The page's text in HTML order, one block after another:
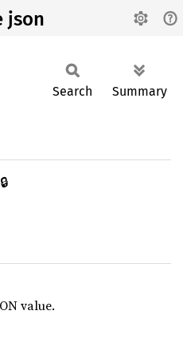
json
Search Summary
🔒
value.